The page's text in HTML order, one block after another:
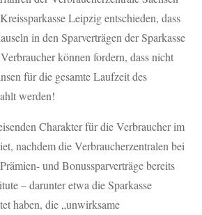
Leipzig entschieden, dass
in den Sparverträgen der Sparkasse
können fordern, dass nicht
für die gesamte Laufzeit des
werden!
Charakter für die Verbraucher im
nachdem die Verbraucherzentralen bei
und Bonussparverträge bereits
– darunter etwa die Sparkasse
haben, die „unwirksame